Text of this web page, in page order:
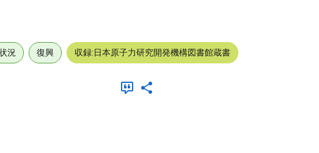
況 復興 収録:日本原子力研究開発機構図書館蔵書